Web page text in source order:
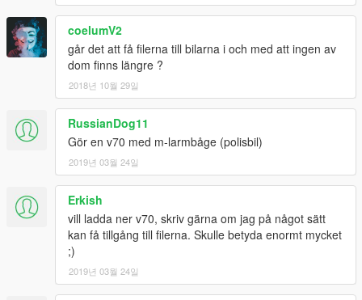
coelumV2
går det att få filerna till bilarna i och med att ingen av
dom finns längre ?
2018년 10월 29일
RussianDog11
Gör en v70 med m-larmbåge (polisbil)
2019년 03월 24일
Erkish
vill ladda ner v70, skriv gärna om jag på något sätt
kan få tillgång till filerna. Skulle betyda enormt mycket
;)
2019년 03월 24일